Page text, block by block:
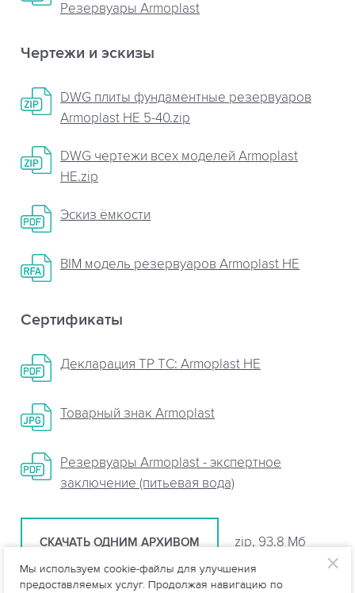
Резервуары Armoplast
Чертежи и эскизы
DWG плиты фундаментные резервуаров
Armoplast НЕ 5-40.zip
DWG чертежи всех моделей Armoplast
НЕ.zip
Эскиз ёмкости
BIM модель резервуаров Armoplast HE
Сертификаты
Декларация ТР ТС: Armoplast HE
Товарный знак Armoplast
Резервуары Armoplast - экспертное
заключение (питьевая вода)
СКАЧАТЬ ОДНИМ АРХИВОМ zip, 93.8 Мб
Мы используем cookie-файлы для улучшения
предоставляемых услуг. Продолжая навигацию по